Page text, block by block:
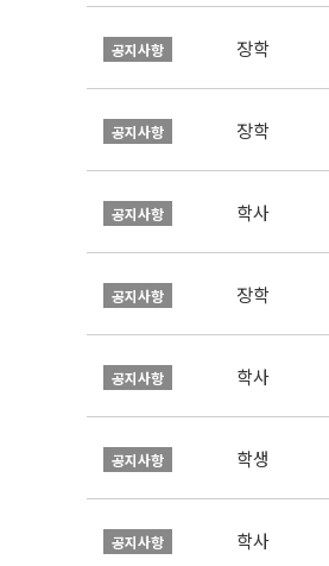
공지사항 장학
공지사항 장학
공지사항 학사
공지사항 장학
공지사항 학사
공지사항 학생
공지사항 학사